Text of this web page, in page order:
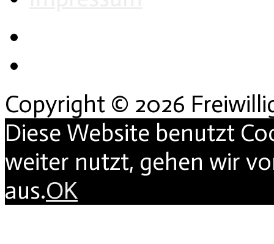
Copyright © 2026
Diese Website benutzt
weiter nutzt, gehen wir
aus.OK